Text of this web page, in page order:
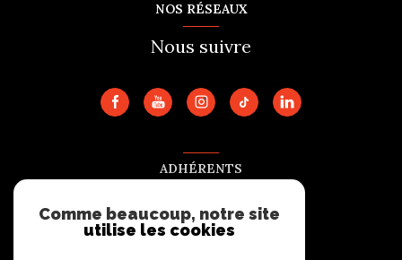
NOS RÉSEAUX
Nous suivre
ADHÉRENTS
Nous adhérons
Comme beaucoup, notre site
utilise les cookies